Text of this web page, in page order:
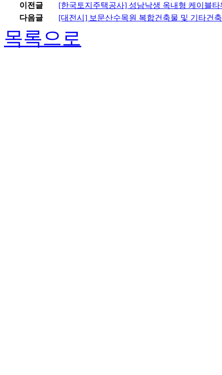
이전글
[한국토지주택공사] 성남낙생 옥내형 케이블타
다음글
[대전시] 보문산수목원 복합건축물 및 기타건
목록으로